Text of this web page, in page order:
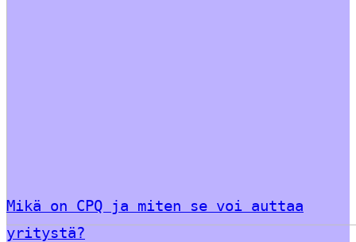
Mikä on CPQ ja miten se voi auttaa
yritystä?